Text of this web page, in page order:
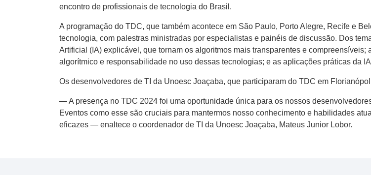
encontro de profissionais de tecnologia do Brasil.
A programação do TDC, que também acontece em São Paulo, Porto Alegre, Recife e
tecnologia, com palestras ministradas por especialistas e painéis de discussão. Dos
Artificial (IA) explicável, que tornam os algoritmos mais transparentes e
algorítmico e responsabilidade no uso dessas tecnologias; e as aplicações práticas da
Os desenvolvedores de TI da Unoesc Joaçaba, que participaram do TDC em
— A presença no TDC 2024 foi uma oportunidade única para os nossos
Eventos como esse são cruciais para mantermos nosso conhecimento e habilidades
eficazes — enaltece o coordenador de TI da Unoesc Joaçaba, Mateus Junior Lobor.